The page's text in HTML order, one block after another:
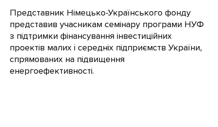
Представник Німецько-Українського фонду
представив учасникам семінару програми НУФ
з підтримки фінансування інвестиційних
проектів малих і середніх підприємств України,
спрямованих на підвищення
енергоефективності.